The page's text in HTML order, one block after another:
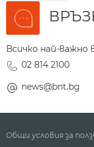
Всичко най-
02 814 2100
news@bnt.bg
Общи условия за